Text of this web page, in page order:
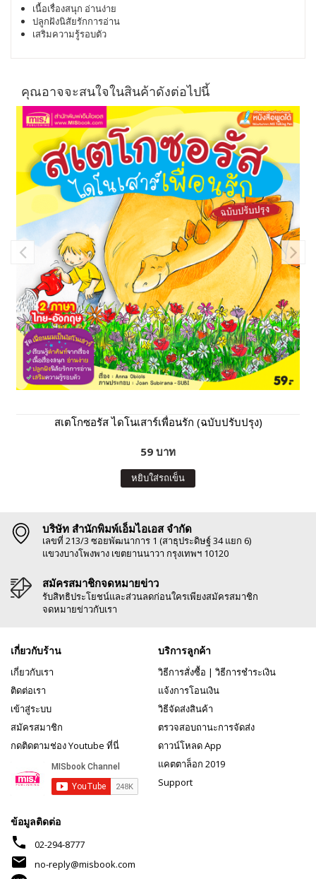
เนื้อเรื่องสนุก อ่านง่าย
ปลูกฝังนิสัยรักการอ่าน
เสริมความรู้รอบตัว
คุณอาจจะสนใจในสินค้าดังต่อไปนี้
สเตโกซอรัส ไดโนเสาร์เพื่อนรัก (ฉบับปรับปรุง)
59 บาท
หยิบใส่รถเข็น
บริษัท สำนักพิมพ์เอ็มไอเอส จำกัด
เลขที่ 213/3 ซอยพัฒนาการ 1 (สาธุประดิษฐ์ 34 แยก 6)
แขวงบางโพงพาง เขตยานนาวา กรุงเทพฯ 10120
สมัครสมาชิกจดหมายข่าว
รับสิทธิประโยชน์และส่วนลดก่อนใครเพียงสมัครสมาชิก
จดหมายข่าวกับเรา
เกี่ยวกับร้าน
เกี่ยวกับเรา
ติดต่อเรา
เข้าสู่ระบบ
สมัครสมาชิก
กดติดตามช่อง Youtube ที่นี่
บริการลูกค้า
วิธีการสั่งซื้อ | วิธีการชำระเงิน
แจ้งการโอนเงิน
วิธีจัดส่งสินค้า
ตรวจสอบถานะการจัดส่ง
ดาวน์โหลด App
แคตตาล็อก 2019
Support
ข้อมูลติดต่อ
phone 02-294-8777
mail
no-reply@misbook.com